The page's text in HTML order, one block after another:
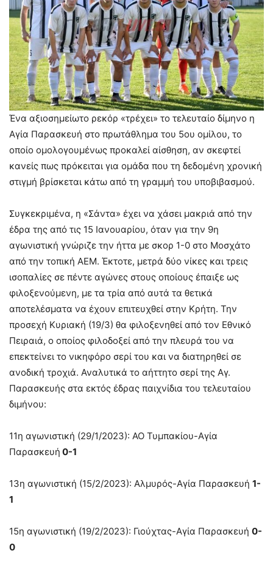
Ένα αξιοσημείωτο ρεκόρ «τρέχει» το τελευταίο δίμηνο η
Αγία Παρασκευή στο πρωτάθλημα του 5ου ομίλου, το
οποίο ομολογουμένως προκαλεί αίσθηση, αν σκεφτεί
κανείς πως πρόκειται για ομάδα που τη δεδομένη χρονική
στιγμή βρίσκεται κάτω από τη γραμμή του υποβιβασμού.
Συγκεκριμένα, η «Σάντα» έχει να χάσει μακριά από την
έδρα της από τις 15 Ιανουαρίου, όταν για την 9η
αγωνιστική γνώριζε την ήττα με σκορ 1-0 στο Μοσχάτο
από την τοπική ΑΕΜ. Έκτοτε, μετρά δύο νίκες και τρεις
ισοπαλίες σε πέντε αγώνες στους οποίους έπαιξε ως
φιλοξενούμενη, με τα τρία από αυτά τα θετικά
αποτελέσματα να έχουν επιτευχθεί στην Κρήτη. Την
προσεχή Κυριακή (19/3) θα φιλοξενηθεί από τον Εθνικό
Πειραιά, ο οποίος φιλοδοξεί από την πλευρά του να
επεκτείνει το νικηφόρο σερί του και να διατηρηθεί σε
ανοδική τροχιά. Αναλυτικά το αήττητο σερί της Αγ.
Παρασκευής στα εκτός έδρας παιχνίδια του τελευταίου
διμήνου:
11η αγωνιστική (29/1/2023): ΑΟ Τυμπακίου-Αγία
Παρασκευή 0-1
13η αγωνιστική (15/2/2023): Αλμυρός-Αγία Παρασκευή 1-
1
15η αγωνιστική (19/2/2023): Γιούχτας-Αγία Παρασκευή 0-
0